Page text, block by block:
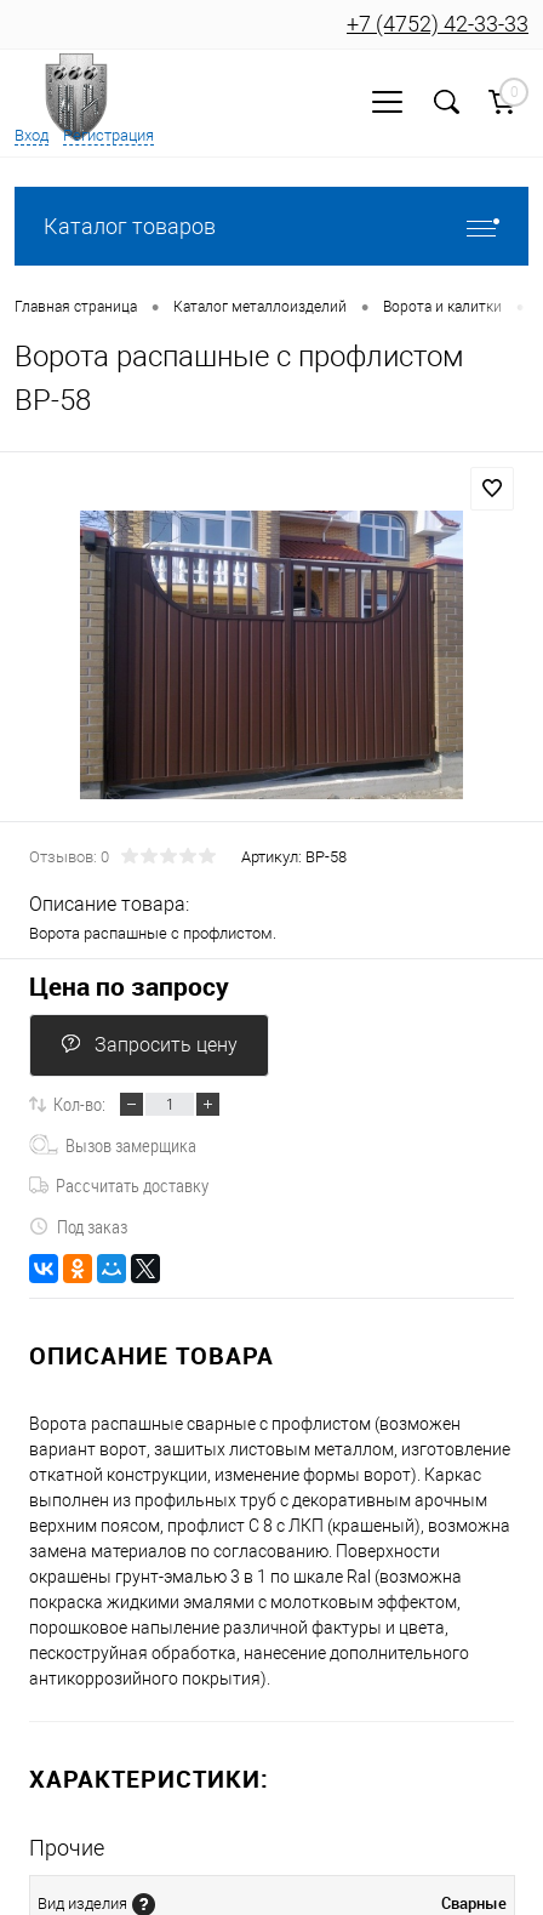
Вход Регистрация
+7 (4752) 42-33-33
0
Каталог товаров
Главная страница • Каталог металлоизделий • Ворота и калитки
Ворота распашные с профлистом
ВР-58
Отзывов: 0 Артикул: ВР-58
Описание товара:
Ворота распашные с профлистом.
Цена по запросу
Запросить цену
Кол-во:
Вызов замерщика
Рассчитать доставку
Под заказ
ОПИСАНИЕ ТОВАРА
Ворота распашные сварные с профлистом (возможен
вариант ворот, зашитых листовым металлом, изготовление
откатной конструкции, изменение формы ворот). Каркас
выполнен из профильных труб с декоративным арочным
верхним поясом, профлист С 8 с ЛКП (крашеный), возможна
замена материалов по согласованию. Поверхности
окрашены грунт-эмалью 3 в 1 по шкале Ral (возможна
покраска жидкими эмалями с молотковым эффектом,
порошковое напыление различной фактуры и цвета,
пескоструйная обработка, нанесение дополнительного
антикоррозийного покрытия).
ХАРАКТЕРИСТИКИ:
Прочие
Вид изделия Сварные